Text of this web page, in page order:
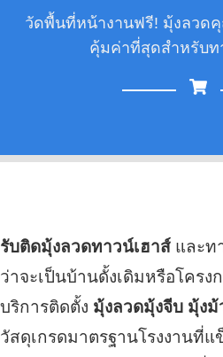
วัดพื้นที่หน้างานฟรี! มุ้งลวด
คุ้มค่าที่สุดสำหรับท
รับติดมุ้งลวดทาวน์เฮาส์ และท
ว่าจะเป็นบ้านดั้งเดิมหรือโครง
บริการติดตั้ง มุ้งลวดมุ้งจีบ มุ้ง
วัสดุเกรดมาตรฐานโรงงานที่